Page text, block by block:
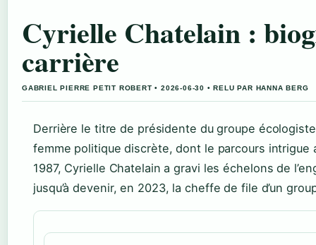
Cyrielle Chatelain :
carrière
GABRIEL PIERRE PETIT ROBERT • 2026-06-30 • RELU PAR HANNA BERG
Derrière le titre de présidente du groupe
femme politique discrète, dont le parcours intrigue
1987, Cyrielle Chatelain a gravi les échelons de
jusqu’à devenir, en 2023, la cheffe de file d’un